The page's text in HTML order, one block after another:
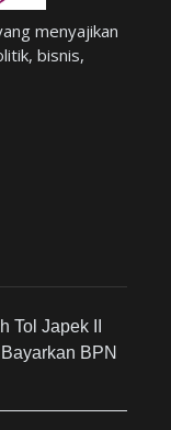
menyajikan
bisnis,
Tol Japek II
BPN